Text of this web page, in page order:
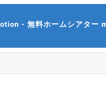
- 無料ホームシアター